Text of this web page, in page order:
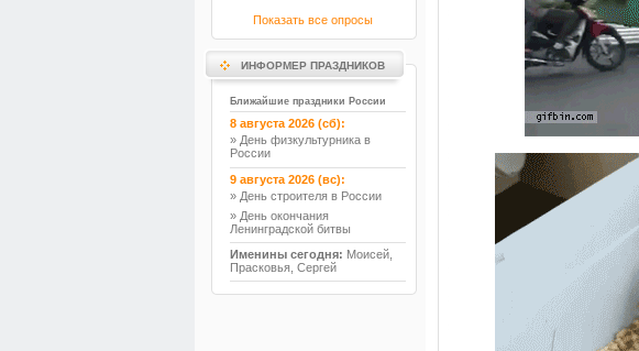
Показать все опросы
ИНФОРМЕР ПРАЗДНИКОВ
Ближайшие праздники России
8 августа 2026 (сб):
» День физкультурника в
России
9 августа 2026 (вс):
» День строителя в России
» День окончания
Ленинградской битвы
Именины сегодня: Моисей,
Прасковья, Сергей